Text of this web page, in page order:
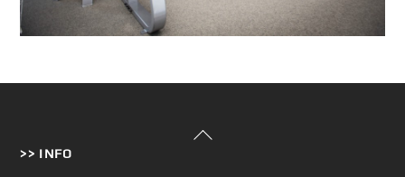
Back
>> INFO